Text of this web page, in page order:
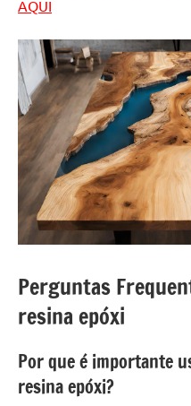
AQUI
Perguntas
resina epóxi
Por que é importante
resina epóxi?